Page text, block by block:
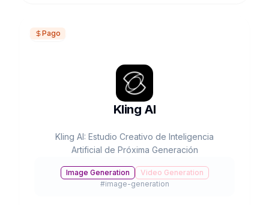
Pago
Kling AI
Kling AI: Estudio Creativo de Inteligencia
Artificial de Próxima Generación
Image Generation
Video Generation
#image-generation